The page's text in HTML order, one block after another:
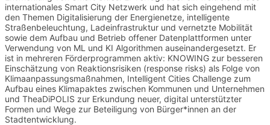
internationales Smart City Netzwerk und hat sich eingehend mit
den Themen Digitalisierung der Energienetze, intelligente
Straßenbeleuchtung, Ladeinfrastruktur und vernetzte Mobilität
sowie dem Aufbau und Betrieb offener Datenplattformen unter
Verwendung von ML und KI Algorithmen auseinandergesetzt. Er
ist in mehreren Förderprogrammen aktiv: KNOWING zur besseren
Einschätzung von Reaktionsrisiken (response risks) als Folge von
Klimaanpassungsmaßnahmen, Intelligent Cities Challenge zum
Aufbau eines Klimapaktes zwischen Kommunen und Unternehmen
und TheaDiPOLIS zur Erkundung neuer, digital unterstützter
Formen und Wege zur Beteiligung von Bürger*innen an der
Stadtentwicklung.